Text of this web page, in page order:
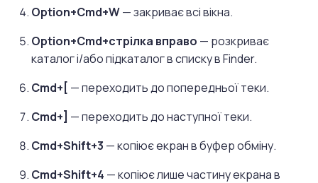
Option+Cmd+W— закриває всі вікна.
Option+Cmd+стрілка вправо — розкриває
каталог і/або підкаталог в списку в Finder.
Cmd+[ — переходить до попередньої теки.
Cmd+] — переходить до наступної теки.
Cmd+Shift+3 — копіює екран в буфер обміну.
Cmd+Shift+4 — копіює лише частину екрана в